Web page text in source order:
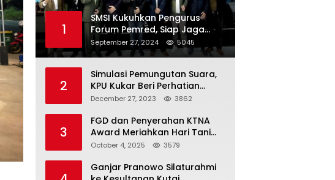
1
SMSI Kukuhkan Pengurus
Forum Pemred, Siap Jaga
Kualitas Media Daring di
Indonesia
September 27, 2024 5045
2
Simulasi Pemungutan Suara,
KPU Kukar Beri Perhatian
Penyandang Disabilitas
December 27, 2023 3862
3
FGD dan Penyerahan KTNA
Award Meriahkan Hari Tani
Nasional di Kukar
October 4, 2025 3579
Ganjar Pranowo Silaturahmi